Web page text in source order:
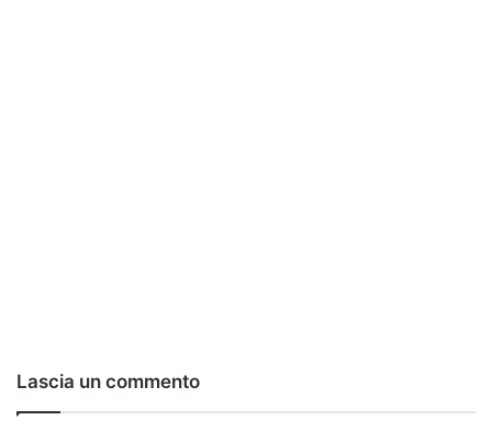
Lascia un commento